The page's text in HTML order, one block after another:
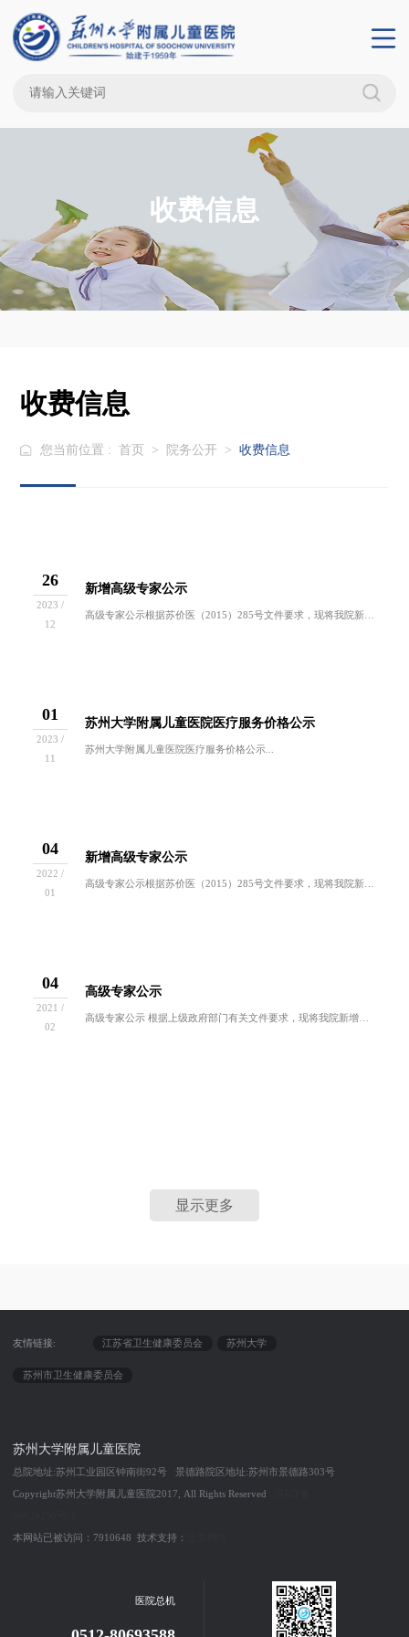
收费信息
收费信息
您当前位置 : 首页 > 院务公开 > 收费信息
26
2023 /
12
新增高级专家公示
高级专家公示根据苏价医（2015）285号文件要求，现将我院新增高价专家名单公示如下：序号姓名性别档次符合条件1顾凤珍女三档省三级岗2徐勤英...
01
2023 /
11
苏州大学附属儿童医院医疗服务价格公示
苏州大学附属儿童医院医疗服务价格公示...
04
2022 /
01
新增高级专家公示
高级专家公示根据苏价医（2015）285号文件要求，现将我院新增高级专家名单公示如下：序号姓名档次性别符合条件1毕允力三档男现任国家级医学会...
04
2021 /
02
高级专家公示
高级专家公示 根据上级政府部门有关文件要求，现将我院新增高级专家名单公示如下：序号档次姓名性别符合条件1三...
显示更多
友情链接: 江苏省卫生健康委员会 苏州大学
苏州市卫生健康委员会
苏州大学附属儿童医院
总院地址:苏州工业园区钟南街92号 景德路院区地址:苏州市景德路303号
Copyright苏州大学附属儿童医院2017, All Rights Reserved
本网站已被访问：7910648 技术支持：
医院总机